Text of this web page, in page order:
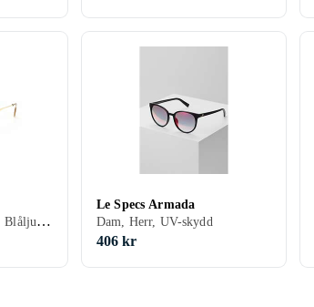
Dam, Herr, Spegelglas, Blåljusreducering
Le Specs Armada
Dam, Herr, UV-skydd
406 kr